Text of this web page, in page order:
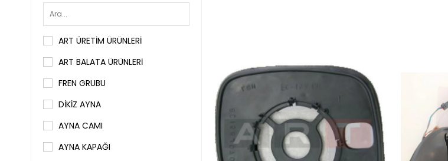
ART ÜRETİM ÜRÜNLERİ
ART BALATA ÜRÜNLERİ
FREN GRUBU
DİKİZ AYNA
AYNA CAMI
AYNA KAPAĞI